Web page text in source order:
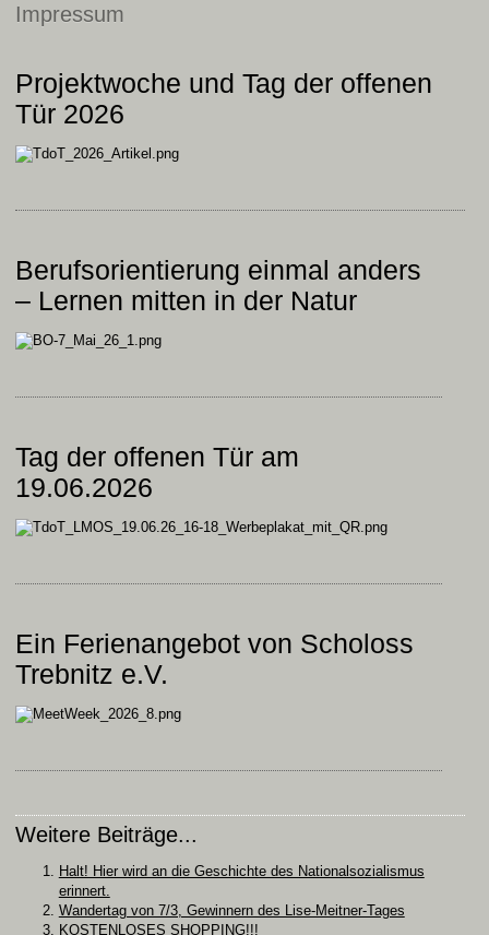
Impressum
Projektwoche und Tag der offenen
Tür 2026
Berufsorientierung einmal anders
– Lernen mitten in der Natur
Tag der offenen Tür am
19.06.2026
Ein Ferienangebot von Scholoss
Trebnitz e.V.
Weitere Beiträge...
Halt! Hier wird an die Geschichte des Nationalsozialismus
erinnert.
Wandertag von 7/3, Gewinnern des Lise-Meitner-Tages
KOSTENLOSES SHOPPING!!!